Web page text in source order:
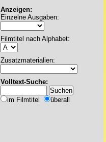
Anzeigen:
Einzelne Ausgaben:
Filmtitel nach Alphabet:
Zusatzmaterialien:
Volltext-Suche:
im Filmtitel überall